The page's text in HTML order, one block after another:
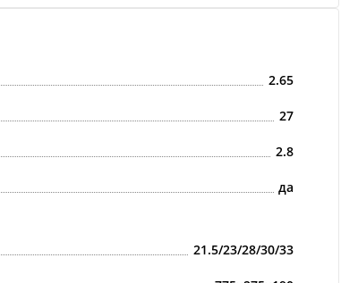
2.65
27
2.8
да
21.5/23/28/30/33